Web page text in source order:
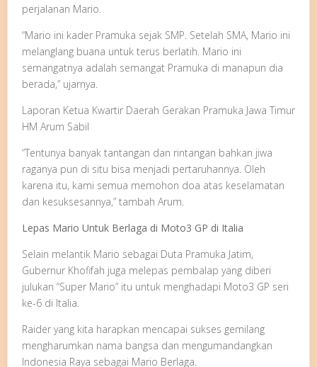
perjalanan Mario.
“Mario ini kader Pramuka sejak SMP. Setelah SMA, Mario ini
melanglang buana untuk terus berlatih. Mario ini
semangatnya adalah semangat Pramuka di manapun dia
berada,” ujarnya.
Laporan Ketua Kwartir Daerah Gerakan Pramuka Jawa Timur
HM Arum Sabil
“Tentunya banyak tantangan dan rintangan bahkan jiwa
raganya pun di situ bisa menjadi pertaruhannya. Oleh
karena itu, kami semua memohon doa atas keselamatan
dan kesuksesannya,” tambah Arum.
Lepas Mario Untuk Berlaga di Moto3 GP di Italia
Selain melantik Mario sebagai Duta Pramuka Jatim,
Gubernur Khofifah juga melepas pembalap yang diberi
julukan “Super Mario” itu untuk menghadapi Moto3 GP seri
ke-6 di Italia.
Raider yang kita harapkan mencapai sukses gemilang
mengharumkan nama bangsa dan mengumandangkan
Indonesia Raya sebagai Mario Berlaga.